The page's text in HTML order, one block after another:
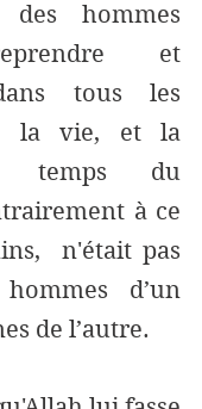
des hommes
et
tous les
la vie, et la
temps du
à ce
n'était pas
d’un
de l’autre.